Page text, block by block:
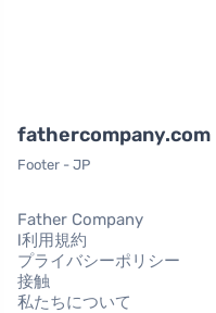
fathercompany.com
Footer - JP
Father Company
l利用規約
プライバシーポリシー
接触
私たちについて